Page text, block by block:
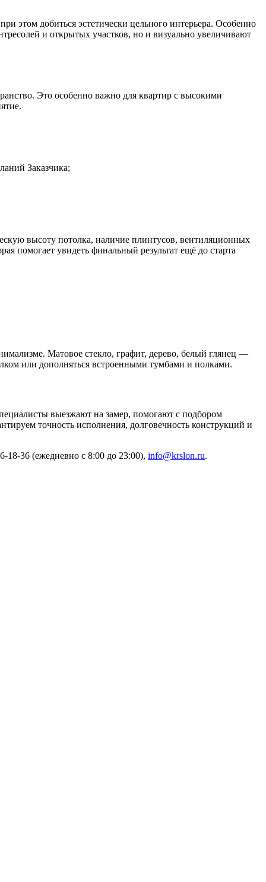
этом добиться эстетически цельного интерьера. Особенно
и открытых участков, но и визуально увеличивают
Это особенно важно для квартир с высокими
Заказчика;
высоту потолка, наличие плинтусов, вентиляционных
помогает увидеть финальный результат ещё до старта
Матовое стекло, графит, дерево, белый глянец —
или дополняться встроенными тумбами и полками.
выезжают на замер, помогают с подбором
точность исполнения, долговечность конструкций и
36 (ежедневно с 8:00 до 23:00), info@krslon.ru.